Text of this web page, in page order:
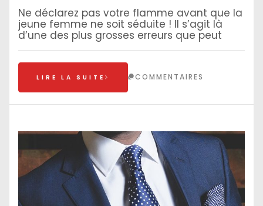
Ne déclarez pas votre flamme avant que la
jeune femme ne soit séduite ! Il s’agit là
d’une des plus grosses erreurs que peut
LIRE LA SUITE COMMENTAIRES